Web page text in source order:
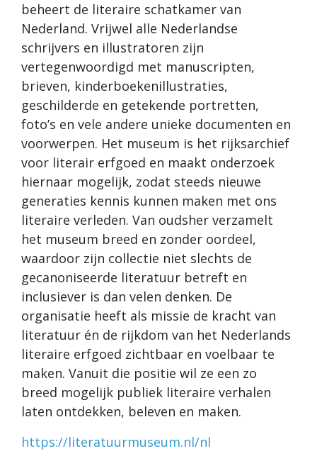
beheert de literaire schatkamer van
Nederland. Vrijwel alle Nederlandse
schrijvers en illustratoren zijn
vertegenwoordigd met manuscripten,
brieven, kinderboekenillustraties,
geschilderde en getekende portretten,
foto’s en vele andere unieke documenten en
voorwerpen. Het museum is het rijksarchief
voor literair erfgoed en maakt onderzoek
hiernaar mogelijk, zodat steeds nieuwe
generaties kennis kunnen maken met ons
literaire verleden. Van oudsher verzamelt
het museum breed en zonder oordeel,
waardoor zijn collectie niet slechts de
gecanoniseerde literatuur betreft en
inclusiever is dan velen denken. De
organisatie heeft als missie de kracht van
literatuur én de rijkdom van het Nederlands
literaire erfgoed zichtbaar en voelbaar te
maken. Vanuit die positie wil ze een zo
breed mogelijk publiek literaire verhalen
laten ontdekken, beleven en maken.
https://literatuurmuseum.nl/nl